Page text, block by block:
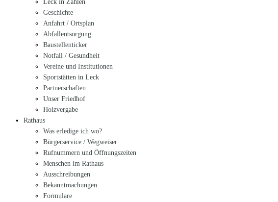
Leck in Zahlen
Geschichte
Anfahrt / Ortsplan
Abfallentsorgung
Baustellenticker
Notfall / Gesundheit
Vereine und Institutionen
Sportstätten in Leck
Partnerschaften
Unser Friedhof
Holzvergabe
Rathaus
Was erledige ich wo?
Bürgerservice / Wegweiser
Rufnummern und Öffnungszeiten
Menschen im Rathaus
Ausschreibungen
Bekanntmachungen
Formulare